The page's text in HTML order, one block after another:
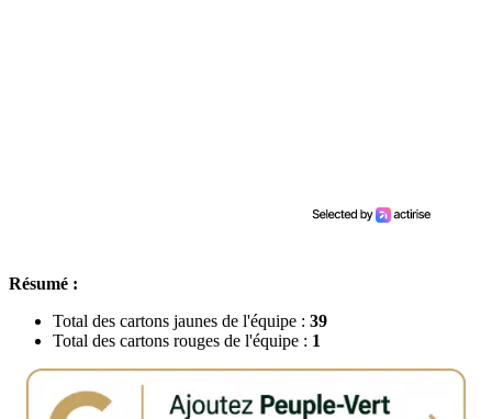
Résumé :
Total des cartons jaunes de l'équipe : 39
Total des cartons rouges de l'équipe : 1